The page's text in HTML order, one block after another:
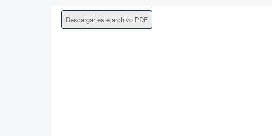
Descargar este archivo PDF